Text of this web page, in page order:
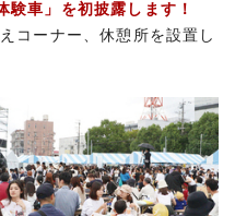
験車」を初披露します！
コーナー、休憩所を設置し